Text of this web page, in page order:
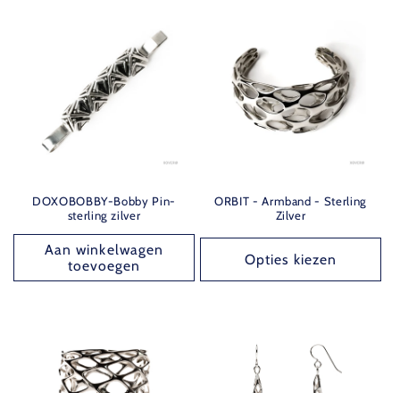
DOXOBOBBY-Bobby Pin-
sterling zilver
Aan winkelwagen
toevoegen
ORBIT - Armband - Sterling
Zilver
Opties kiezen